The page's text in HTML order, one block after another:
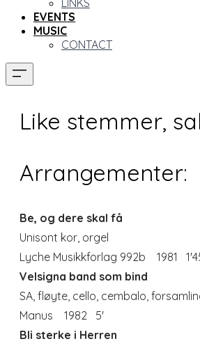
LINKS
EVENTS
MUSIC
CONTACT
Like stemmer,
Arrangementer:
Be, og dere skal få
Unisont kor, orgel
Lyche Musikkforlag 992b 1981
Velsigna band som bind
SA, fløyte, cello, cembalo,
Manus 1982 5'
Bli sterke i Herren